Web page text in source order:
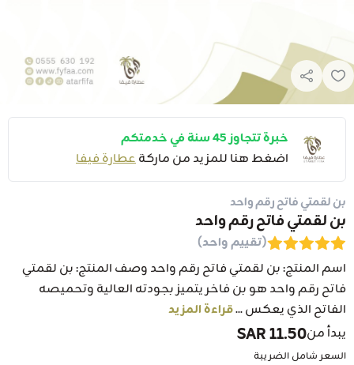
خبرة تتجاوز 45 سنة في خدمتكم
اضغط هنا للمزيد من ماركةعطارة فيفا
بن لقمتي فاتح رقم واحد
بن لقمتي فاتح رقم واحد
(تقييم واحد)
اسم المنتج: بن لقمتي فاتح رقم واحد وصف المنتج: بن لقمتي
فاتح رقم واحد هو بن فاخر يتميز بجودته العالية وتحميصه
الفاتح الذي يعكس ...قراءة المزيد
يبدأ من11.50 SAR
السعر شامل الضريبة